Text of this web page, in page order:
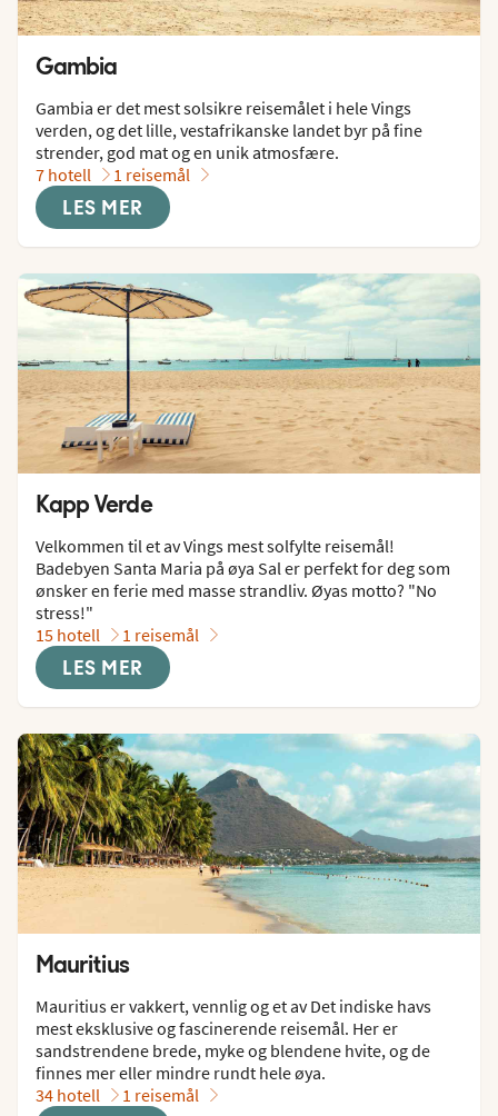
Gambia
Gambia er det mest solsikre reisemålet i hele Vings
verden, og det lille, vestafrikanske landet byr på fine
strender, god mat og en unik atmosfære.
7 hotell
1 reisemål
LES MER
Kapp Verde
Velkommen til et av Vings mest solfylte reisemål!
Badebyen Santa Maria på øya Sal er perfekt for deg som
ønsker en ferie med masse strandliv. Øyas motto? "No
stress!"
15 hotell
1 reisemål
LES MER
Mauritius
Mauritius er vakkert, vennlig og et av Det indiske havs
mest eksklusive og fascinerende reisemål. Her er
sandstrendene brede, myke og blendene hvite, og de
finnes mer eller mindre rundt hele øya.
34 hotell
1 reisemål